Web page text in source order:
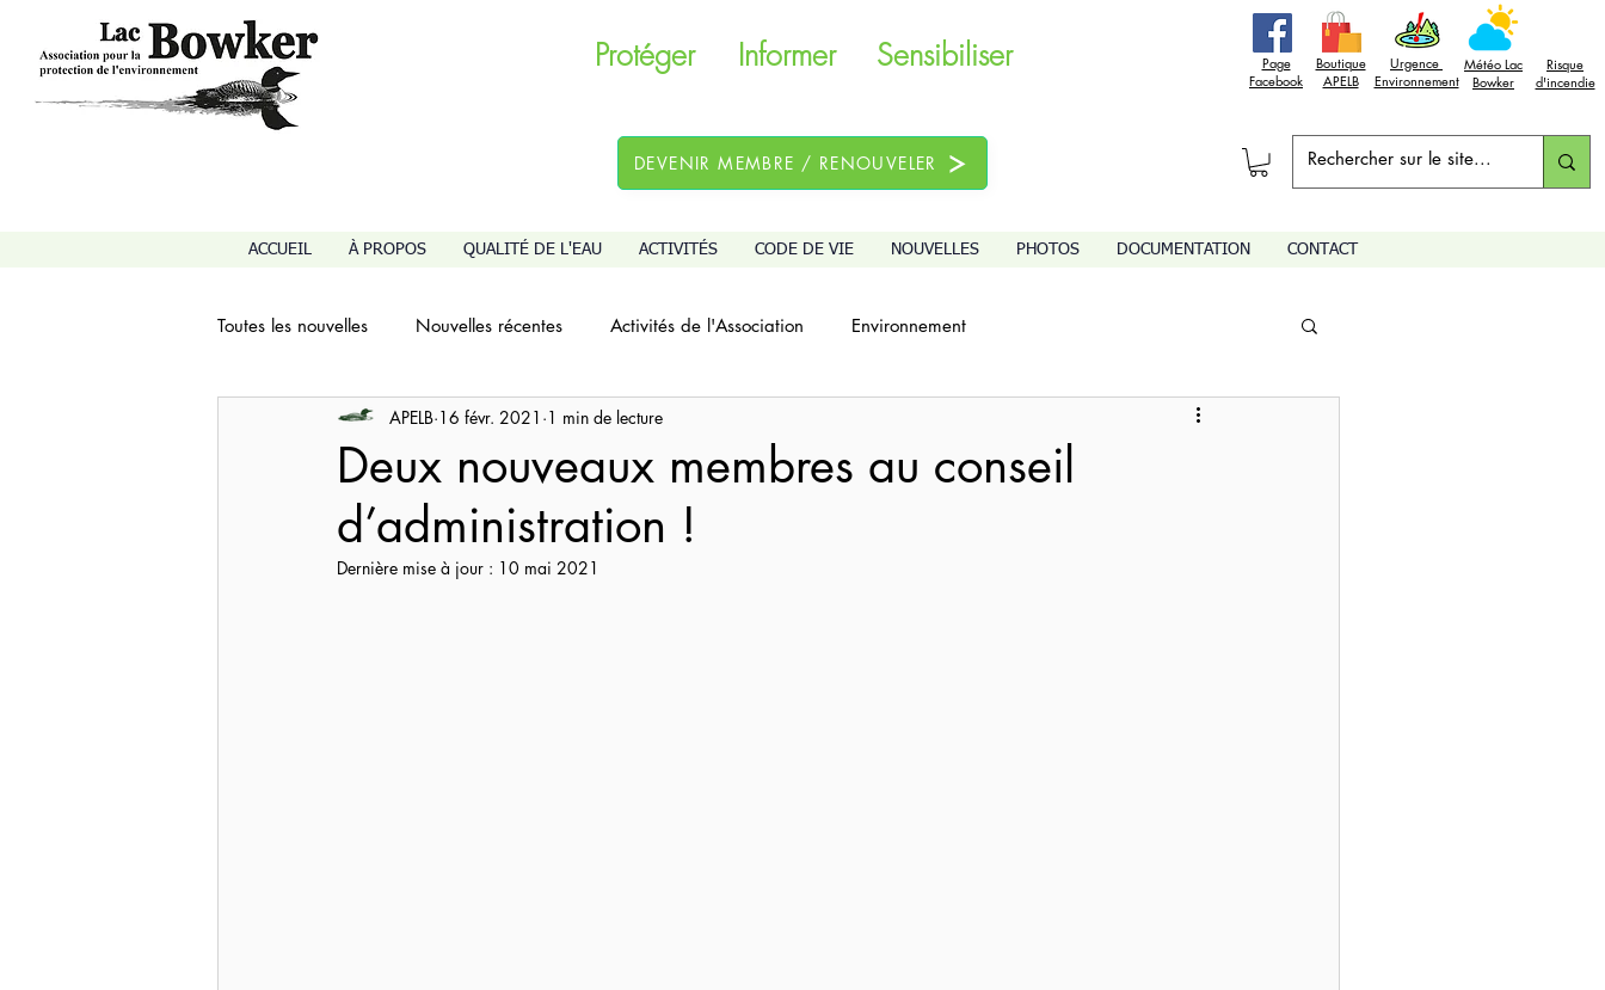
Protéger Informer Sensibiliser
Page
Facebook
Boutique
APELB
Urgence
Environnement
Météo Lac
Bowker
Risque
d'incendie
DEVENIR MEMBRE / RENOUVELER
ACCUEIL À PROPOS QUALITÉ DE L'EAU ACTIVITÉS CODE DE VIE NOUVELLES PHOTOS DOCUMENTATION CONTACT
Toutes les nouvelles Nouvelles récentes Activités de l'Association Environnement
Qualité de vie, voisinage, histoire Faune et flore du lac Bowker
Deux nouveaux membres au conseil
d’administration !
APELB 16 févr. 2021 1 min de lecture
Dernière mise à jour : 10 mai 2021